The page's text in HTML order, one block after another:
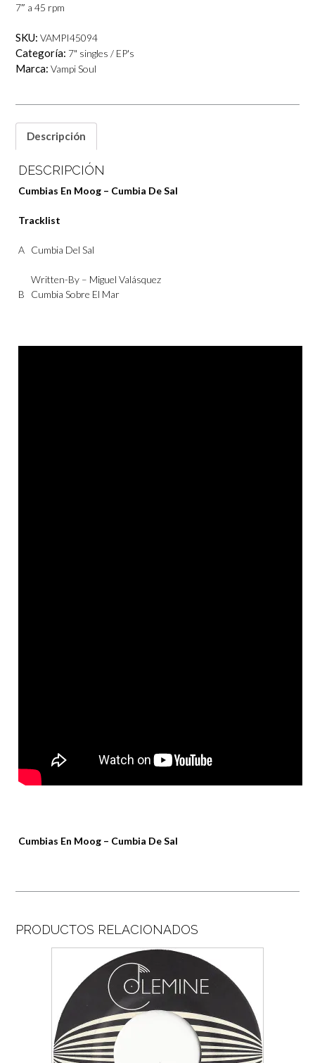
7″ a 45 rpm
SKU: VAMPI45094
Categoría: 7" singles / EP's
Marca: Vampi Soul
Descripción
DESCRIPCIÓN
Cumbias En Moog – Cumbia De Sal
Tracklist
A Cumbia Del Sal
Written-By – Miguel Valásquez
B
Cumbia Sobre El Mar
Cumbias En Moog – Cumbia De Sal
PRODUCTOS RELACIONADOS